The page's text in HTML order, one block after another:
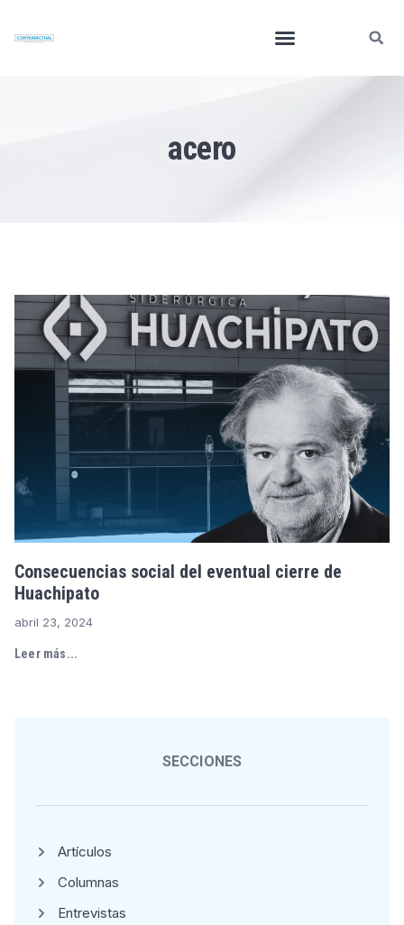
acero
Consecuencias social del eventual cierre de
Huachipato
abril 23, 2024
Leer más...
SECCIONES
Artículos
Columnas
Entrevistas